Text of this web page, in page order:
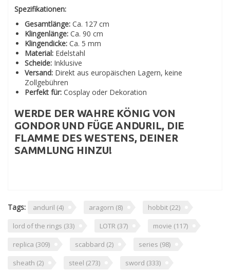
Spezifikationen:
Gesamtlänge: Ca. 127 cm
Klingenlänge: Ca. 90 cm
Klingendicke: Ca. 5 mm
Material: Edelstahl
Scheide: Inklusive
Versand: Direkt aus europäischen Lagern, keine
Zollgebühren
Perfekt für: Cosplay oder Dekoration
WERDE DER WAHRE KÖNIG VON
GONDORUND FÜGE ANDURIL, DIE
FLAMME DES WESTENS, DEINER
SAMMLUNG HINZU!
Tags: anduril (4) aragorn (8) hobbit (22)
lord of the rings (33) LOTR (37) movie (117)
replica (309) scabbard (2) series (98)
sheath (2) steel (273) sword (333)